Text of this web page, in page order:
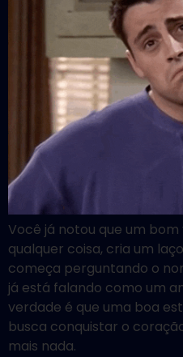
Você já notou que um
qualquer coisa, cria um
começa perguntando o
já está falando como um
verdade é que uma boa
busca conquistar o
mais nada.